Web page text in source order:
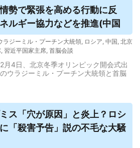
勢で緊張を高める行動に反
ルギー協力などを推進(中国
ラジーミル・プーチン大統領, ロシア, 中国, 北京
, 習近平国家主席, 首脳会談
月4日、北京冬季オリンピック開会式出
ウラジーミル・プーチン大統領と首脳
ス「穴が原因」と炎上？ ロシ
「殺害予告」説の不毛な大騒